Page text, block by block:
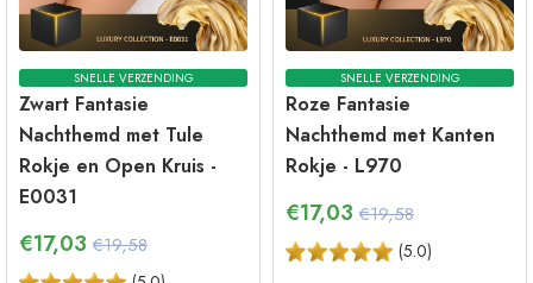
SNELLE VERZENDING
Zwart Fantasie
Nachthemd met Tule
Rokje en Open Kruis -
E0031
€17,03 €19,58
SNELLE VERZENDING
Roze Fantasie
Nachthemd met Kanten
Rokje - L970
€17,03 €19,58
(5.0)